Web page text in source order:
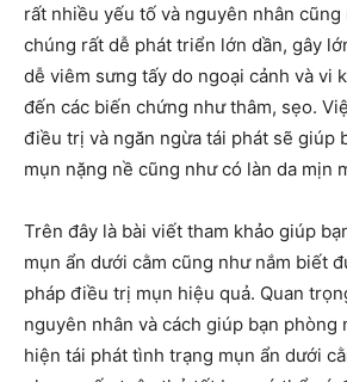
rất nhiều yếu tố và nguyên nhân
chúng rất dễ phát triển lớn dần, gây
dễ viêm sưng tấy do ngoại cảnh và vi
đến các biến chứng như thâm, sẹo.
điều trị và ngăn ngừa tái phát sẽ giúp
mụn nặng nề cũng như có làn da mịn
Trên đây là bài viết tham khảo giúp
mụn ẩn dưới cằm cũng như nắm biết
pháp điều trị mụn hiệu quả. Quan
nguyên nhân và cách giúp bạn phòng
hiện tái phát tình trạng mụn ẩn dưới